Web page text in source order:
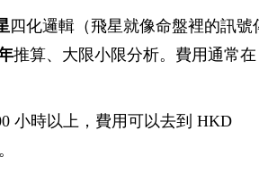
四化邏輯（飛星就像命盤裡的訊號
推算、大限小限分析。費用通常在
小時以上，費用可以去到 HKD